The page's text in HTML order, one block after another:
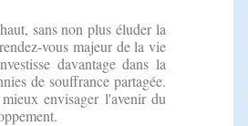
sans non plus éluder la
vous majeur de la vie
davantage dans la
de souffrance partagée.
envisager l'avenir du